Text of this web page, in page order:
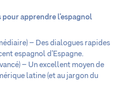
pour apprendre l’espagnol
– Des dialogues rapides
espagnol d’Espagne.
– Un excellent moyen de
latine (et au jargon du